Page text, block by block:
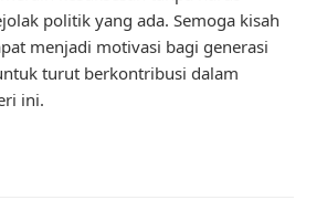
politik yang ada. Semoga kisah
menjadi motivasi bagi generasi
turut berkontribusi dalam
ini.